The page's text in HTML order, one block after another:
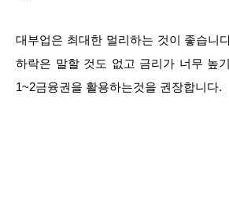
대부업은 최대한 멀리하는 것이 좋습니
하락은 말할 것도 없고 금리가 너무 높
1~2금융권을 활용하는것을 권장합니다.